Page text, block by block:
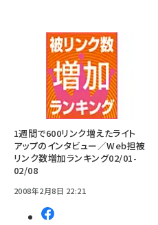
1週間で600リンク増えたライト
アップのインタビュー／Web担被
リンク数増加ランキング02/01-
02/08
2008年2月8日 22:21